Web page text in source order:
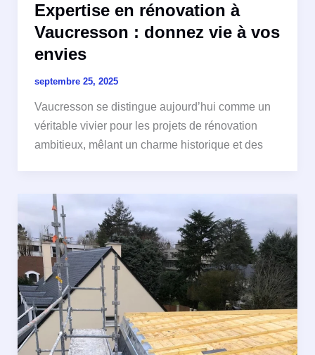
Expertise en rénovation à
Vaucresson : donnez vie à vos
envies
septembre 25, 2025
Vaucresson se distingue aujourd’hui comme un
véritable vivier pour les projets de rénovation
ambitieux, mêlant un charme historique et des